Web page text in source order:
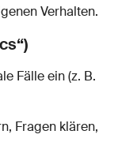
Verhalten.
Fälle ein (z. B.
Fragen klären,